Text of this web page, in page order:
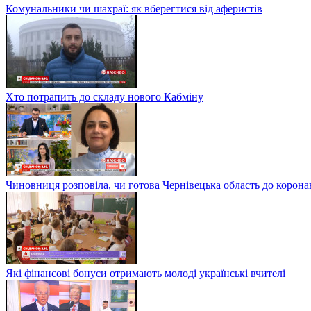
Комунальники чи шахраї: як вберегтися від аферистів
Хто потрапить до складу нового Кабміну
Чиновниця розповіла, чи готова Чернівецька область до
Які фінансові бонуси отримають молоді українські вчителі